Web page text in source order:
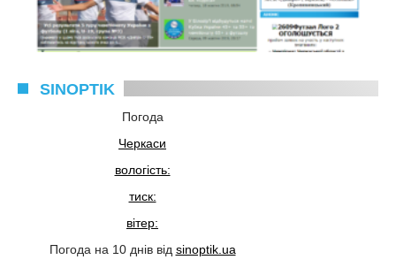
SINOPTIK
Погода
Черкаси
вологість:
тиск:
вітер:
Погода на 10 днів від sinoptik.ua